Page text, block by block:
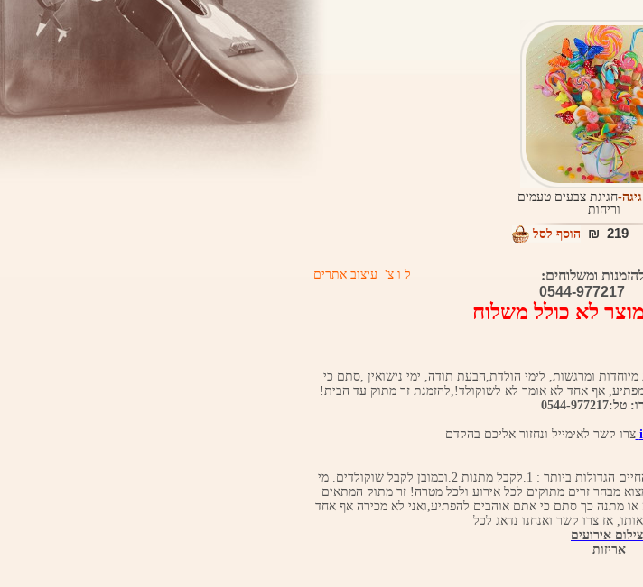
חגיגת צבעים טעמים
וריחות
219 ₪ הוסף לסל
ל ו צ' עיצוב אתרים
לא כולל משלוח
מתוקות מיוחדות ומרגשות, לימי הולדת,הבעת תודה, ימי נישואין ,סתם כי
אף אחד לא אומר לא לשוקולד!,להזמנת זר מתוק עד הבית!
977217
צרו קשר לאימייל ונחזור אליכם בהקדם
הזרים המתוקים שלנו משלבים בין שתיים מהנאות החיים הגדולות ביותר : 1.לקבל מתנות 2.וכמובן לקבל שוקולדים. מי
מבחר זרים מתוקים לכל אירוע ולכל מטרה! זר מתוק המתאים
או מתנה כך סתם כי אתם אוהבים להפתיע,ואני לא מכירה אף אחד
אז צרו קשר ואנחנו נדאג לכל
צילום אירועים
אריזות